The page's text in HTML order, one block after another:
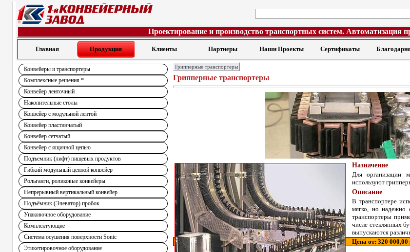
Проектирование и производство транспортных систем. Автоматизация
Главная Продукция Клиенты Партнеры Наши Проекты Сертификаты
Конвейеры и транспортеры
Комплексные решения *
Конвейер ленточный
Накопительные столы
Конвейер с модульной лентой
Конвейер пластинчатый
Конвейер сетчатый
Конвейер с ящичной цепью
Подъемник (лифт) пищевых продуктов
Гибкий модульный цепной конвейер
Рольганги, роликовые конвейеры
Непрерывный вертикальный конвейер
Подъёмник (Элеватор) пробок
Упаковочное оборудование
Комплектующие
Система осушения поверхности Sonic
Этикетировочное оборудование
Грипперные транспортеры
Грипперные транспортеры
Назначение
Для организации
используют
Описание
В транспортере
мягко, но надежно
транспортеры
числе стеклянных
выпускаются
Цена от: 320